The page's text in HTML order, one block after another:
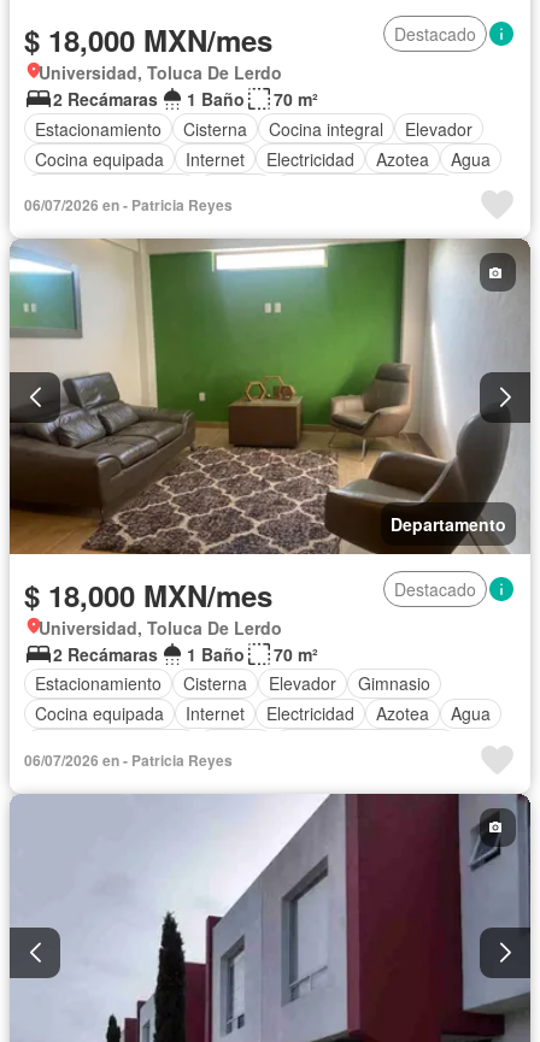
$ 18,000 MXN/mes
Destacado
Universidad, Toluca De Lerdo
2 Recámaras
1 Baño
70 m²
Estacionamiento
Cisterna Cocina integral
Elevador
Cocina equipada
Internet Electricidad Azotea
Agua
Completamente amueblado
06/07/2026 en - Patricia Reyes
Departamento
$ 18,000 MXN/mes
Destacado
Universidad, Toluca De Lerdo
2 Recámaras
1 Baño
70 m²
Estacionamiento
Cisterna Elevador
Gimnasio
Cocina equipada
Internet Electricidad Azotea
Agua
Completamente amueblado
06/07/2026 en - Patricia Reyes